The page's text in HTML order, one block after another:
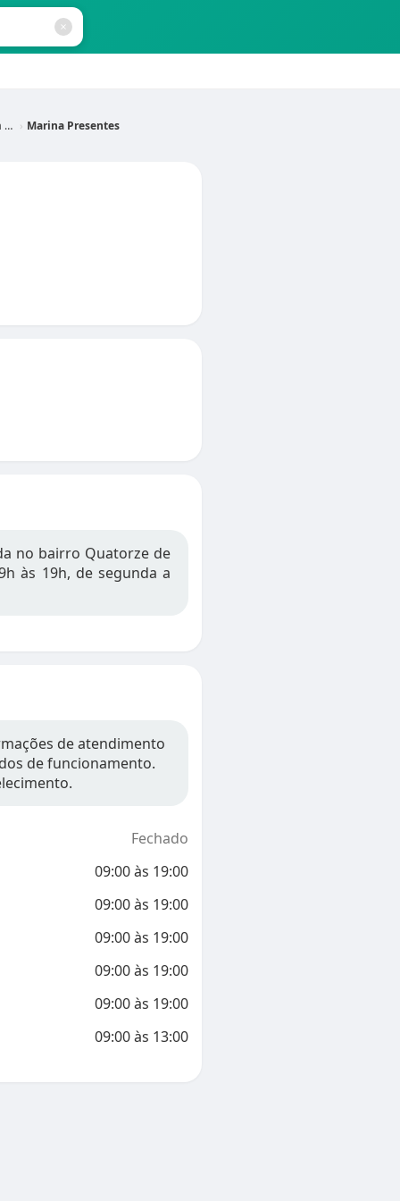
Marina Presentes
no bairro Quatorze de
às 19h, de segunda a
de atendimento
de funcionamento.
Fechado
09:00às 19:00
09:00às 19:00
09:00às 19:00
09:00às 19:00
09:00às 19:00
09:00às 13:00